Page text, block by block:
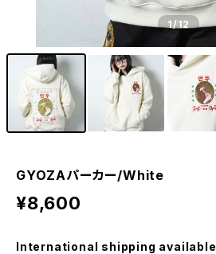
1/12
GYOZAパーカー/White
¥8,600
International shipping available